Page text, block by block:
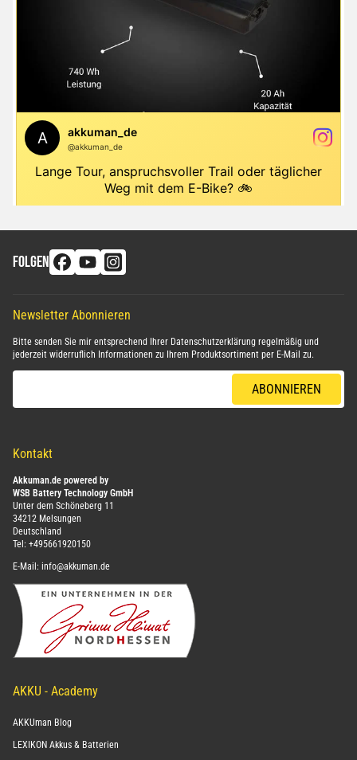
FOLGEN
Newsletter Abonnieren
Bitte senden Sie mir entsprechend Ihrer Datenschutzerklärung regelmäßig und
jederzeit widerruflich Informationen zu Ihrem Produktsortiment per E-Mail zu.
ABONNIEREN
Kontakt
Akkuman.de powered by
WSB Battery Technology GmbH
Unter dem Schöneberg 11
34212 Melsungen
Deutschland
Tel: +495661920150
E-Mail: info@akkuman.de
AKKU - Academy
AKKUman Blog
LEXIKON Akkus & Batterien